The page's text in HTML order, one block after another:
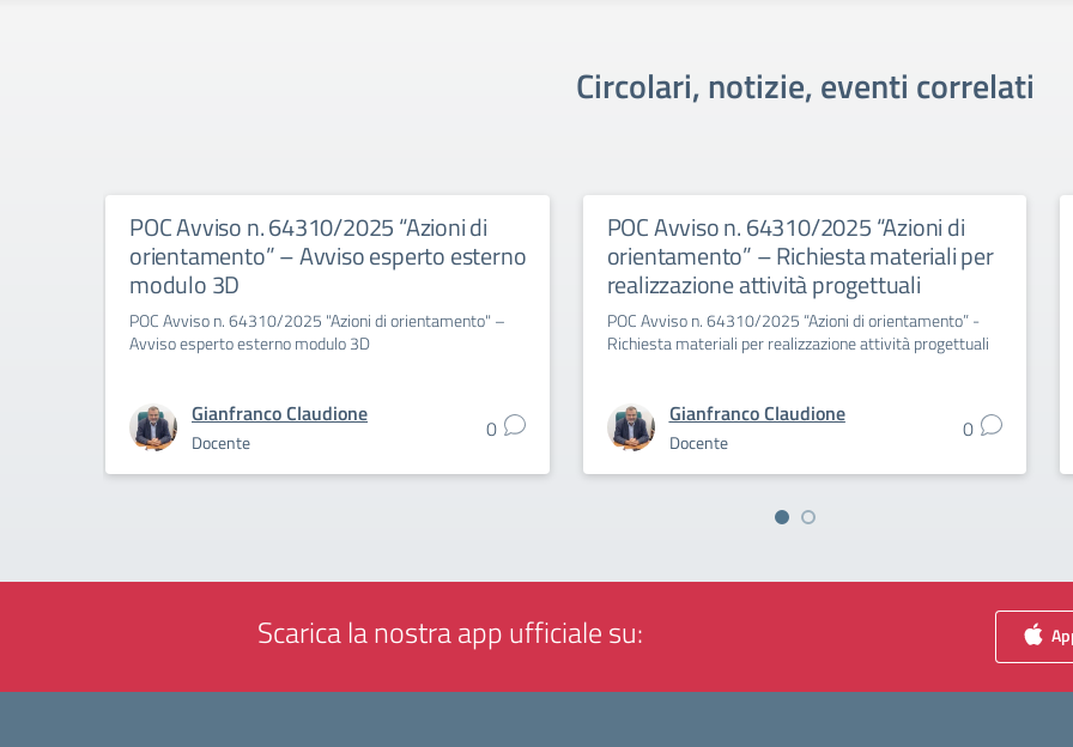
Circolari, notizie, eventi correlati
POC Avviso n. 64310/2025 “Azioni di
orientamento” – Avviso esperto esterno
modulo 3D
POC Avviso n. 64310/2025 "Azioni di orientamento" –
Avviso esperto esterno modulo 3D
Gianfranco Claudione
Docente 0
POC Avviso n. 64310/2025 “Azioni di
orientamento” – Richiesta materiali per
realizzazione attività progettuali
POC Avviso n. 64310/2025 “Azioni di orientamento” -
Richiesta materiali per realizzazione attività progettuali
Gianfranco Claudione
Docente 0
Scarica la nostra app ufficiale su: